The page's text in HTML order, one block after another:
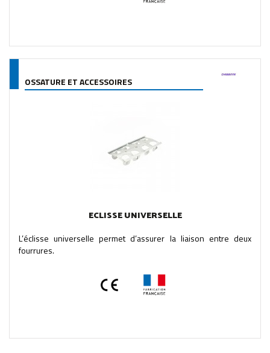
OSSATURE ET ACCESSOIRES
ECLISSE UNIVERSELLE
L’éclisse universelle permet d’assurer la liaison entre deux
fourrures.